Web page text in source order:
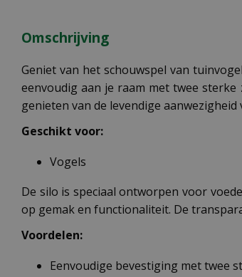
Omschrijving
Geniet van het schouwspel van
eenvoudig aan je raam met twee
genieten van de levendige aanwezigheid
Geschikt voor:
Vogels
De silo is speciaal ontworpen voor
op gemak en functionaliteit. De
Voordelen:
Eenvoudige bevestiging met twee